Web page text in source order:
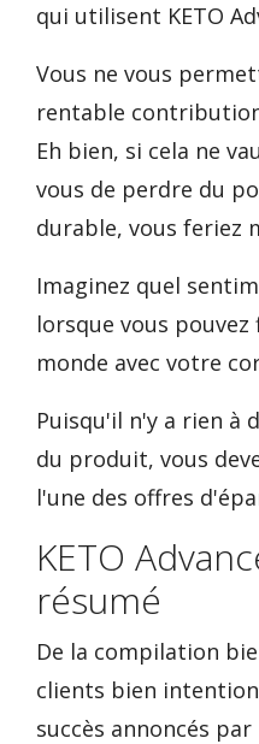
qui utilisent KETO
Vous ne vous
rentable
Eh bien, si cela ne
vous de perdre du
durable, vous feriez
Imaginez quel
lorsque vous
monde avec votre
Puisqu'il n'y a rien à
du produit, vous
l'une des offres
KETO
résumé
De la compilation
clients bien
succès annoncés